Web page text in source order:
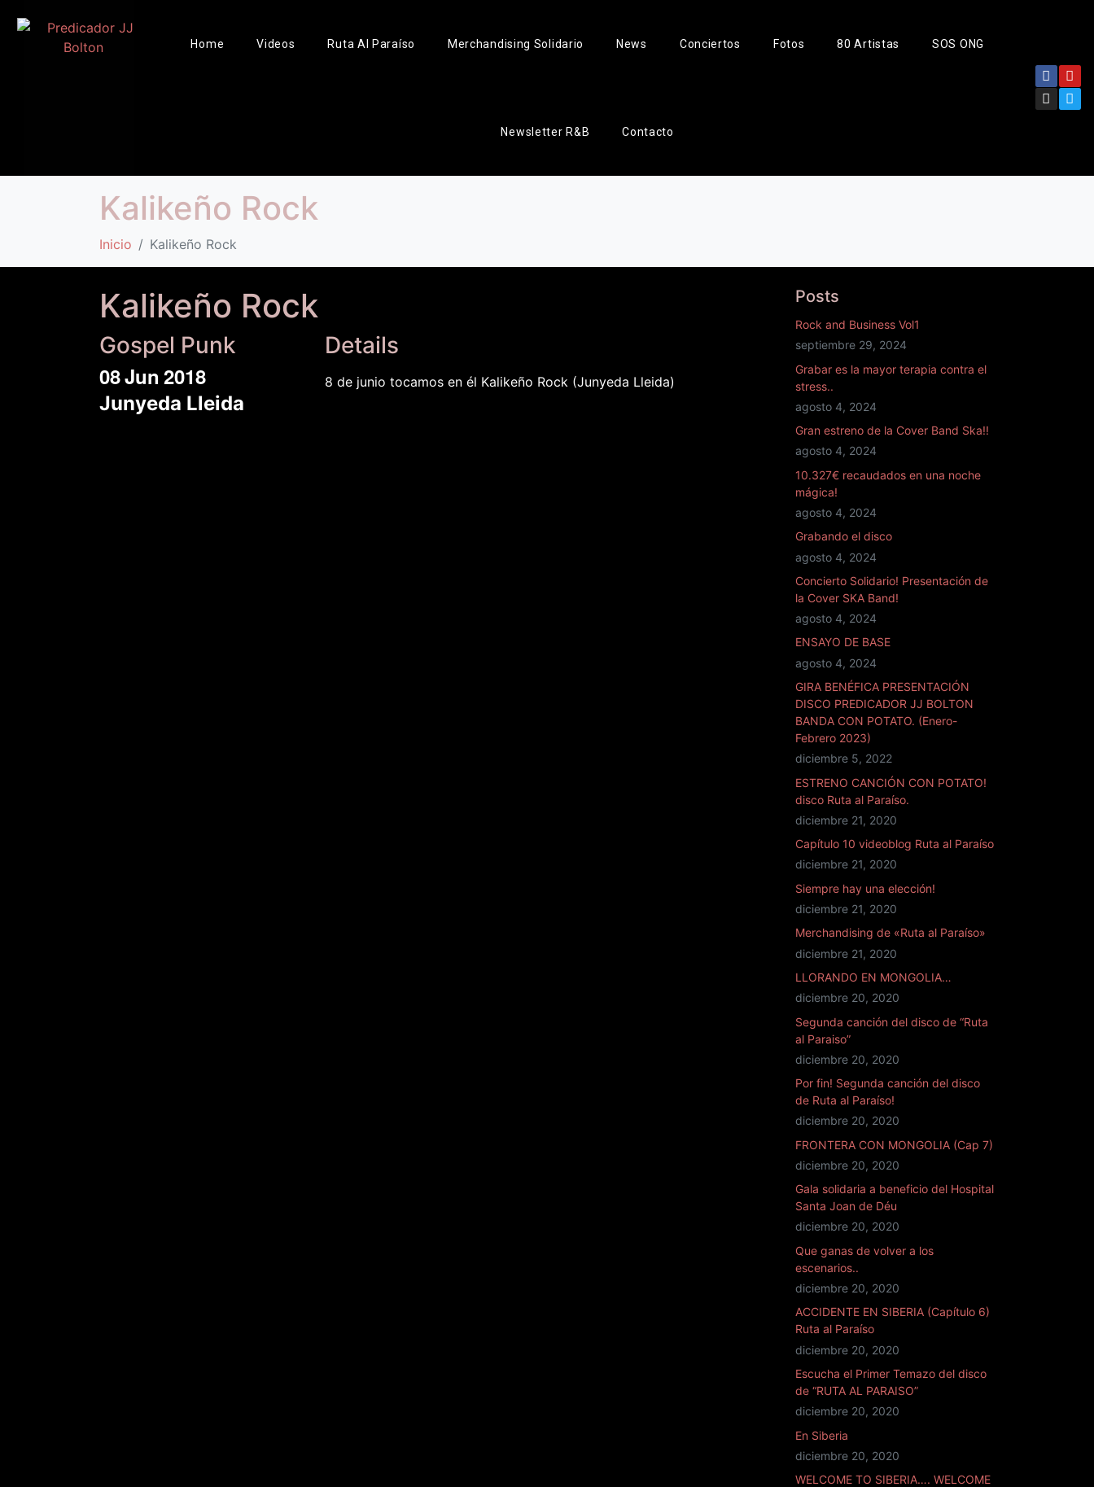
Home Videos Ruta Al Paraíso Merchandising Solidario News Conciertos Fotos 80 Artistas SOS ONG
Newsletter R&B Contacto
Kalikeño Rock
Inicio Kalikeño Rock
Kalikeño Rock
Gospel Punk
08Jun 2018
Junyeda Lleida
Details
8 de junio tocamos en él Kalikeño Rock (Junyeda Lleida)
Posts
Rock and Business Vol1
septiembre 29, 2024
Grabar es la mayor terapia contra el
stress..
agosto 4, 2024
Gran estreno de la Cover Band Ska!!
agosto 4, 2024
10.327€ recaudados en una noche
mágica!
agosto 4, 2024
Grabando el disco
agosto 4, 2024
Concierto Solidario! Presentación de
la Cover SKA Band!
agosto 4, 2024
ENSAYO DE BASE
agosto 4, 2024
GIRA BENÉFICA PRESENTACIÓN
DISCO PREDICADOR JJ BOLTON
BANDA CON POTATO. (Enero-
Febrero 2023)
diciembre 5, 2022
ESTRENO CANCIÓN CON POTATO!
disco Ruta al Paraíso.
diciembre 21, 2020
Capítulo 10 videoblog Ruta al Paraíso
diciembre 21, 2020
Siempre hay una elección!
diciembre 21, 2020
Merchandising de «Ruta al Paraíso»
diciembre 21, 2020
LLORANDO EN MONGOLIA…
diciembre 20, 2020
Segunda canción del disco de “Ruta
al Paraiso”
diciembre 20, 2020
Por fin! Segunda canción del disco
de Ruta al Paraíso!
diciembre 20, 2020
FRONTERA CON MONGOLIA (Cap 7)
diciembre 20, 2020
Gala solidaria a beneficio del Hospital
Santa Joan de Déu
diciembre 20, 2020
Que ganas de volver a los
escenarios..
diciembre 20, 2020
ACCIDENTE EN SIBERIA (Capítulo 6)
Ruta al Paraíso
diciembre 20, 2020
Escucha el Primer Temazo del disco
de “RUTA AL PARAISO”
diciembre 20, 2020
En Siberia
diciembre 20, 2020
WELCOME TO SIBERIA…. WELCOME